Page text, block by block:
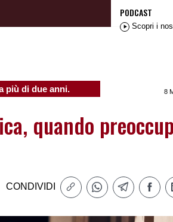
PODCAST
Scopri i
più di due anni. 8
quando
CONDIVIDI